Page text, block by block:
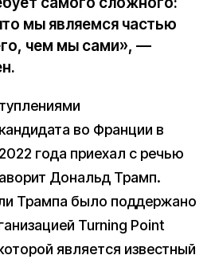
мы являемся частью
чем мы сами», —
во Франции в
года приехал с речью
Дональд Трамп.
Трампа было поддержано
Turning Point
является известный